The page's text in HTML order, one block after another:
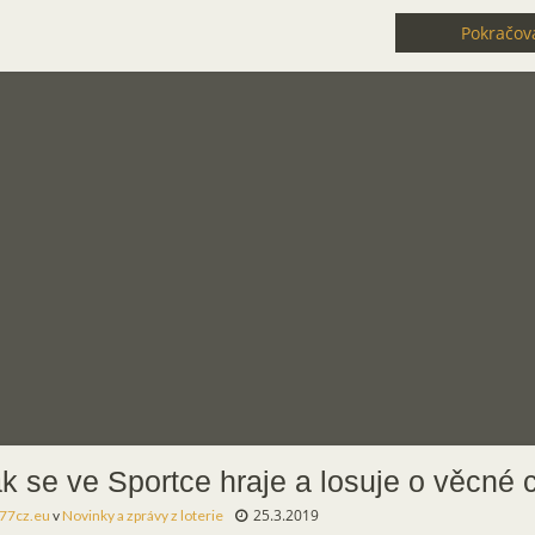
se ve Sportce hraje a losuje o věcné
vNovinky a zprávy z loterie 25.3.2019